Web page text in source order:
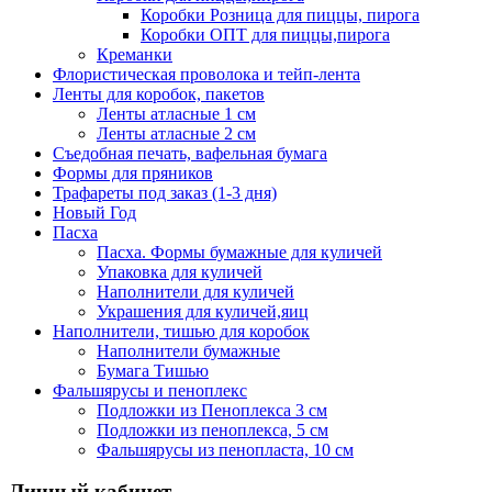
Коробки Розница для пиццы, пирога
Коробки ОПТ для пиццы,пирога
Креманки
Флористическая проволока и тейп-лента
Ленты для коробок, пакетов
Ленты атласные 1 см
Ленты атласные 2 см
Съедобная печать, вафельная бумага
Формы для пряников
Трафареты под заказ (1-3 дня)
Новый Год
Пасха
Пасха. Формы бумажные для куличей
Упаковка для куличей
Наполнители для куличей
Украшения для куличей,яиц
Наполнители, тишью для коробок
Наполнители бумажные
Бумага Тишью
Фальшярусы и пеноплекс
Подложки из Пеноплекса 3 см
Подложки из пеноплекса, 5 см
Фальшярусы из пенопласта, 10 см